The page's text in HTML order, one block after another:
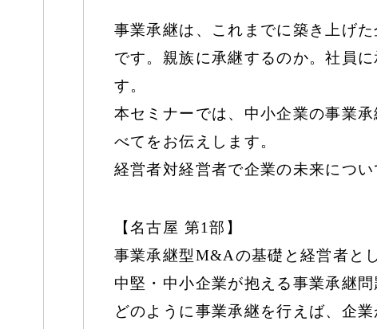
事業承継は、これまでに築き上げ
です。親族に承継するのか。社員
す。
本セミナーでは、中小企業の事業
べてをお伝えします。
経営者対経営者で企業の未来につい
【名古屋 第1部】
事業承継型M&Aの基礎と経営者と
中堅・中小企業が抱える事業承継問
どのように事業承継を行えば、企